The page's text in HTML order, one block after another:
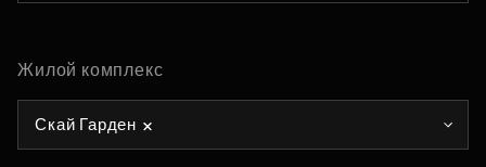
Жилой комплекс
Скай Гарден